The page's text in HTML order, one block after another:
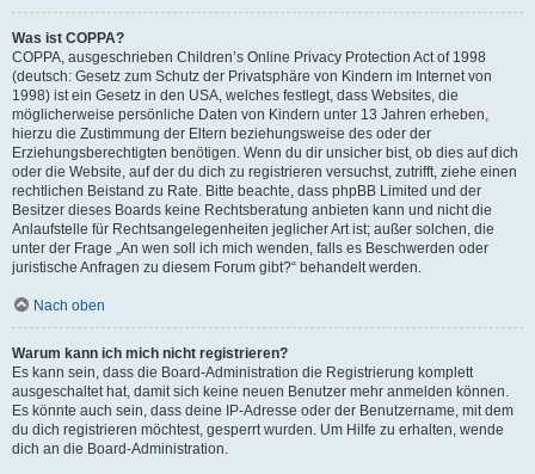
Was ist COPPA?
COPPA, ausgeschrieben Children’s Online Privacy Protection Act of 1998
(deutsch: Gesetz zum Schutz der Privatsphäre von Kindern im Internet von
1998) ist ein Gesetz in den USA, welches festlegt, dass Websites, die
möglicherweise persönliche Daten von Kindern unter 13 Jahren erheben,
hierzu die Zustimmung der Eltern beziehungsweise des oder der
Erziehungsberechtigten benötigen. Wenn du dir unsicher bist, ob dies auf dich
oder die Website, auf der du dich zu registrieren versuchst, zutrifft, ziehe einen
rechtlichen Beistand zu Rate. Bitte beachte, dass phpBB Limited und der
Besitzer dieses Boards keine Rechtsberatung anbieten kann und nicht die
Anlaufstelle für Rechtsangelegenheiten jeglicher Art ist; außer solchen, die
unter der Frage „An wen soll ich mich wenden, falls es Beschwerden oder
juristische Anfragen zu diesem Forum gibt?“ behandelt werden.
Nach oben
Warum kann ich mich nicht registrieren?
Es kann sein, dass die Board-Administration die Registrierung komplett
ausgeschaltet hat, damit sich keine neuen Benutzer mehr anmelden können.
Es könnte auch sein, dass deine IP-Adresse oder der Benutzername, mit dem
du dich registrieren möchtest, gesperrt wurden. Um Hilfe zu erhalten, wende
dich an die Board-Administration.